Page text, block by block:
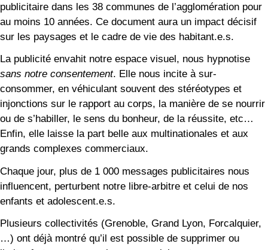
publicitaire dans les 38 communes de l’agglomération pour
au moins 10 années. Ce document aura un impact décisif
sur les paysages et le cadre de vie des habitant.e.s.
La publicité envahit notre espace visuel, nous hypnotise
sans notre consentement. Elle nous incite à sur-
consommer, en véhiculant souvent des stéréotypes et
injonctions sur le rapport au corps, la manière de se nourrir
ou de s’habiller, le sens du bonheur, de la réussite, etc…
Enfin, elle laisse la part belle aux multinationales et aux
grands complexes commerciaux.
Chaque jour, plus de 1 000 messages publicitaires nous
influencent, perturbent notre libre-arbitre et celui de nos
enfants et adolescent.e.s.
Plusieurs collectivités (Grenoble, Grand Lyon, Forcalquier,
…) ont déjà montré qu’il est possible de supprimer ou